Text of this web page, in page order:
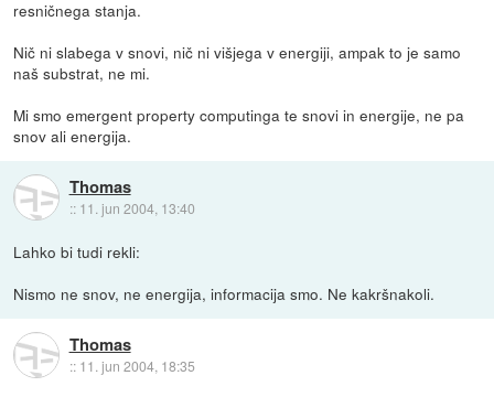
resničnega stanja.
Nič ni slabega v snovi, nič ni višjega v energiji, ampak to je samo
naš substrat, ne mi.
Mi smo emergent property computinga te snovi in energije, ne pa
snov ali energija.
Thomas
:: 11. jun 2004, 13:40
Lahko bi tudi rekli:
Nismo ne snov, ne energija, informacija smo. Ne kakršnakoli.
Thomas
:: 11. jun 2004, 18:35